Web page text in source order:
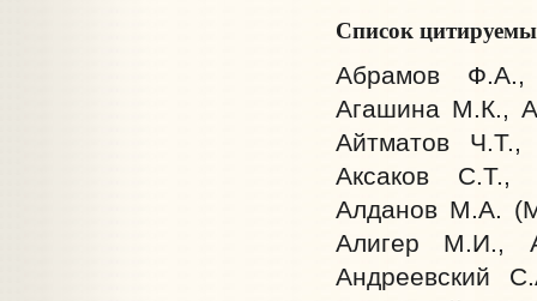
Список
Абрамов Ф.А., Авдеенко А.О., Аверченко А.Т., Агатов В.И., Агашина М.К., Агеев М. (М.Л. Леви), Адамович А.М., Адамович Г.В., Айтматов Ч.Т., Айхенвальд Ю.И, Акимушкин И.И., Аксаков К.С., Аксаков С.Т., Аксёнов В.П., Акунин Б. (Г.Ш. Чхартишвили), Алданов М.А. (М.А. Ландау), Алешковский П.М., Алешковский Ю.П., Алигер М.И., Алымов С.Я., Амфитеатров А.В., Андреев Л.Н., Андреевский С.А., Аничков Д.С., Анненков П.В., Анненков Ю.П., Анненский И.Ф., Апсалон А., Апухтин А.Н., Арманд П.Н., Арсеньев В.К., Арцыбашев М.П., Асадов Э.А., Асеев Н.Н., Астафьев В.П., Афиногенов А.Н., Ахмадулина Б.А., Ахматова А.А. (А.А. Горенко), Бабель И.Э., Багрицкий В.Э., Багрицкий Э.Г. (Э.Г. Дзюбин), Бажов П.П., Бакланов Г.Я. (Г.Я. Фридман), Бальмонт К.Д., Баратынский Е.А., Баркас Б.В., Барсков Я.Л., Барто А.Л. (А.Л. Бартовская), Баруздин С.А., Барятинский А.И., Батюшков К.Н., Бедный Демьян (Е.А. Придворов), Безыменский А.И., Бек А.А., Белинский В.Г., Белов В.И., Белосельский(-Белозерский) А.М., Белый Андрей (Б.Н. Бугаев), Беляев В.П., Бенедиктов В.Г., Берг Л.С., Берггольц О.Ф., Бердяев Н.А., Березайский В.С., Берестов В.Д., Бестужев-Марлинский А.А., Бианки В.В., Битов А.Г., Блаватская Е.П., Благинина Е.А., Благово Н.В., Блок А.А., Блох Р.Н., Боборыкин П.Д., Бобров С.С., Богданов В.И., Богданович И.Ф., Богомолов В.О. (В.И. Войтинский), Болотов А.Т., Болтин И.Н., Бондарев Ю.В., Бородин А.П., Бородин С.П., Бродский И.А., Брюсов В.Я., Брянцев А.М., Бужинский Г., Булгаков М.А., Булгаков С.Н., Булгарин Ф.В., Бунин И.А., Бухов А.С., Быков В.В., Вагинов К.К. (К.К. Вагенгейм), Вампилов А.В., Ваншенкин К.Я., Варламов А.Н., Васильев Б.Л., Васильев С.А., Вахнюк Б.С., Вейнберг П.И., Веневитинов Д.В., Вересаев В.В. (В.В. Смидович), Верёвкин М.И., Верзилин Н.М., Вернадский В.И., Вертинский А.Н., Вершигора П.Н., Вигель Ф.Ф., Визбор Ю.И., Винокуров Е.М., Витте С.Ю., Вишневский В.В., Владимов Г.Н. (Г.Н. Волосевич), Вознесенский А.А., Войнович В.Н., Волков А.М., Волкогонов Д.А., Волошин М.А. (М.А. Кириенко-Волошин), Востоков А.Х., Высоцкий В.С., Вяземский П.А., Газданов Гайто, Гайдар А.П. (А.П. Голиков), Галицкий Я.М., Галич А.А. (А.А. Гинзбург), Гамзатов Р.Г., Гарин-Михайловский Н.Г., Гаршин В.М., Герман П.Д., Герман Ю.П., Герцен А.И., Гиляровский В.А., Гинзбург Е.С., Гинзбург Л.В.,